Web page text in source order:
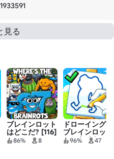
1933591
見る
ブレインロット
はどこだ? [116]
86% 8
ドローイング・
ブレインロッ
ツ・タイクーン
96% 47